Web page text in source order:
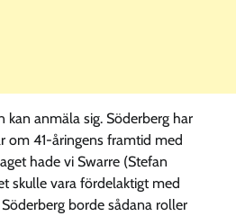
kan anmäla sig. Söderberg har
om 41-åringens framtid med
hade vi Swarre (Stefan
skulle vara fördelaktigt med
borde sådana roller